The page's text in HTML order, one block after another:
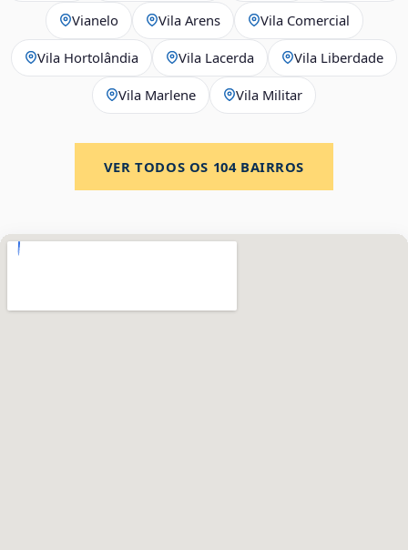
Vianelo Vila Arens Vila Comercial
Vila Hortolândia Vila Lacerda Vila Liberdade
Vila Marlene Vila Militar
VER TODOS OS 104BAIRROS